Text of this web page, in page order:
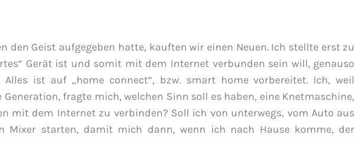
den Geist aufgegeben hatte, kauften wir einen Neuen. Ich stellte erst zu
Gerät ist und somit mit dem Internet verbunden sein will, genauso
Alles ist auf „home connect“, bzw. smart home vorbereitet. Ich, weil
fragte mich, welchen Sinn soll es haben, eine Knetmaschine,
mit dem Internet zu verbinden? Soll ich von unterwegs, vom Auto aus
Mixer starten, damit mich dann, wenn ich nach Hause komme, der